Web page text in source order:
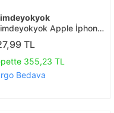
Apple İphone
360 Full Body Arka
T20
TL
355,23 TL
Bedava